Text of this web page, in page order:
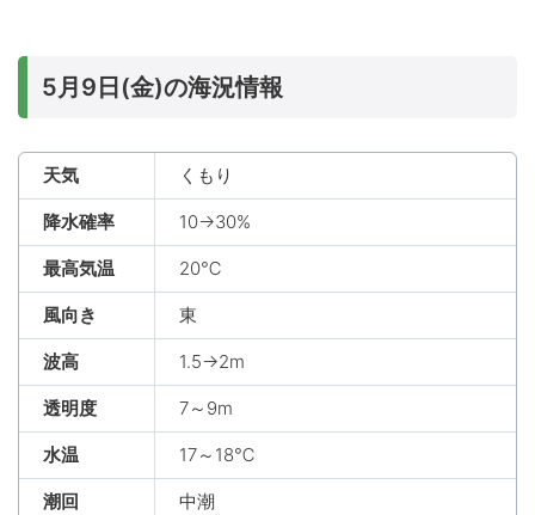
5月9日(金)の海況情報
天気 くもり
降水確率 10→30%
最高気温 20℃
風向き 東
波高 1.5→2m
透明度 7～9m
水温 17～18℃
潮回 中潮